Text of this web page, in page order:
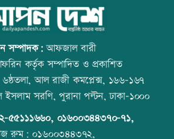
শনিবার রাজধানীর যেসব মার্কেট-দর্শনীয় স্থান
বন্ধ
শাহজালাল বিমানবন্দরে আগুন, সাময়িক বন্ধ
যাত্রীসেবা
উত্থান-পতনের বাজারে আজ স্বর্ণের ভরি কত
আজ স্বর্ণ-রুপা যে দামে বিক্রি হচ্ছে
সম্পাদক:আফজাল বারী
কর্তৃক সম্পাদিত ও প্রকাশিত
আল রাজী কমপ্লেক্স, ১৬৬-১৬৭
সরণি, পুরানা পল্টন, ঢাকা-১০০০
৫৫১১১৬৬০, ০১৬০০৩৪৪৩৭০-৭১,
রুম:০১৬০০৩৪৪৩৭২,